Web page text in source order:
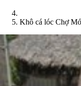
Khô cá lóc Chợ